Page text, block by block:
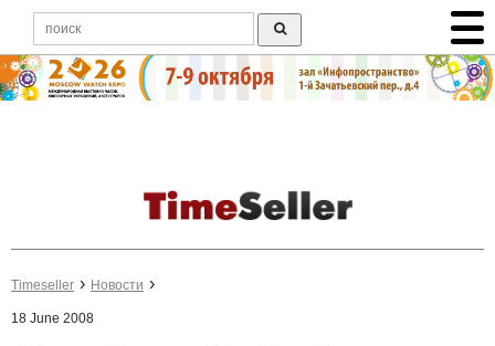
Timeseller Новости
18 June 2008